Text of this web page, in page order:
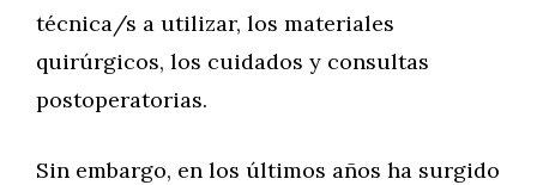
técnica/s a utilizar, los materiales
quirúrgicos, los cuidados y consultas
postoperatorias.
Sin embargo, en los últimos años ha surgido